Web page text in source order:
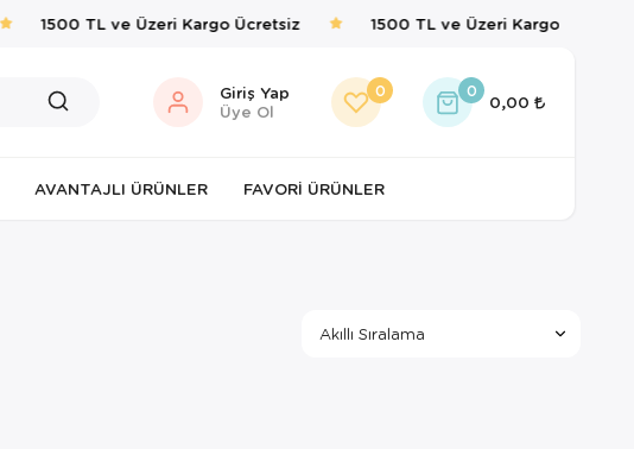
1500 TL ve Üzeri Kargo Ücretsiz 1500 TL ve Üzeri Kargo Ücretsiz
Giriş Yap
Üye Ol
0 0
0,00
AVANTAJLI ÜRÜNLER FAVORI ÜRÜNLER